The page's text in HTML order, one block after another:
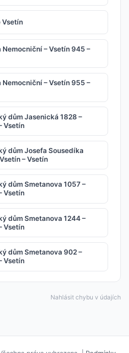
Vsetín
– Vsetín 945 –
– Vsetín 955 –
dům Jasenická 1828 –
Vsetín
dům Josefa Sousedíka
– Vsetín
dům Smetanova 1057 –
Vsetín
dům Smetanova 1244 –
Vsetín
dům Smetanova 902 –
Vsetín
Nahlásit chybu v údajích